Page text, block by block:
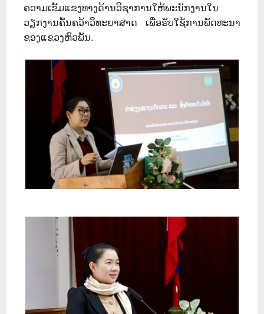
ຄວາມເຂັ້ມແຂງທາງດ້ານວິຊາການໃຫ້ພະນັກງານໃນ
ວຽກງານຄົ້ນຄວ້າວິທະຍາສາດ ເພື່ອຮັບໃຊ້ການພັດທະນາ
ຂອງແຂວງຫົວພັນ.